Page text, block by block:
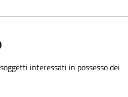
interessati in possesso dei